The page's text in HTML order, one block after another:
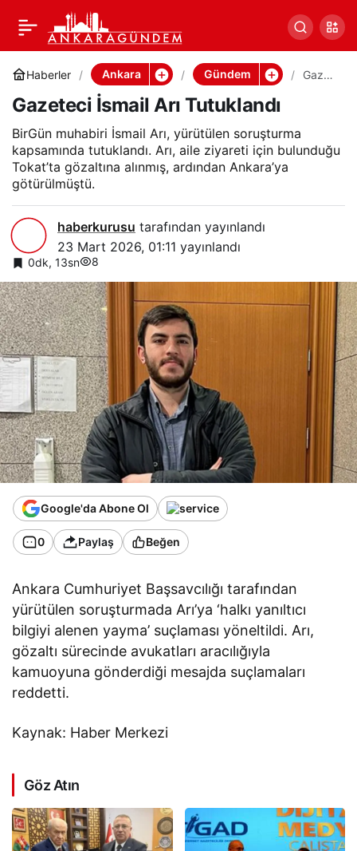
Haberler Ankara Gündem
Gazet
andı
Gazeteci İsmail Arı Tutuklandı
BirGün muhabiri İsmail Arı, yürütülen soruşturma
kapsamında tutuklandı. Arı, aile ziyareti için bulunduğu
Tokat’ta gözaltına alınmış, ardından Ankara’ya
götürülmüştü.
haberkurusu tarafından yayınlandı
23 Mart 2026, 01:11 yayınlandı
0dk, 13sn 8
Google'da Abone Ol
0 Paylaş Beğen
Ankara Cumhuriyet Başsavcılığı tarafından
yürütülen soruşturmada Arı’ya ‘halkı yanıltıcı
bilgiyi alenen yayma’ suçlaması yöneltildi. Arı,
gözaltı sürecinde avukatları aracılığıyla
kamuoyuna gönderdiği mesajda suçlamaları
reddetti.
Kaynak: Haber Merkezi
Göz Atın
Gazeteci İsmail Arı
Tutuklandı
0 Paylaş